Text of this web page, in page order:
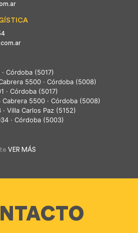
Córdoba (5017)
5500 · Córdoba (5008)
· Córdoba (5017)
Cabrera 5500 · Córdoba (5008)
· Villa Carlos Paz (5152)
· Córdoba (5003)
VER MÁS